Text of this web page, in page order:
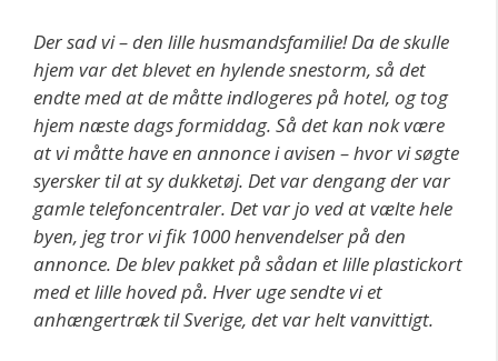
Der sad vi – den lille husmandsfamilie! Da de skulle
hjem var det blevet en hylende snestorm, så det
endte med at de måtte indlogeres på hotel, og tog
hjem næste dags formiddag. Så det kan nok være
at vi måtte have en annonce i avisen – hvor vi søgte
syersker til at sy dukketøj. Det var dengang der var
gamle telefoncentraler. Det var jo ved at vælte hele
byen, jeg tror vi fik 1000 henvendelser på den
annonce. De blev pakket på sådan et lille plastickort
med et lille hoved på. Hver uge sendte vi et
anhængertræk til Sverige, det var helt vanvittigt.